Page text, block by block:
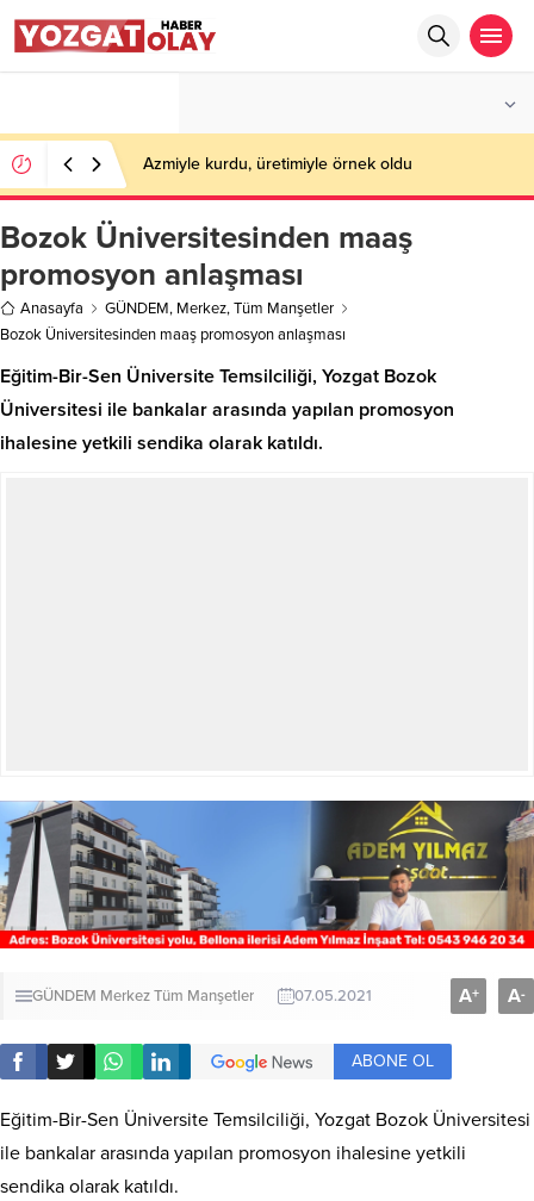
Azmiyle kurdu, üretimiyle örnek oldu
Bozok Üniversitesinden maaş
promosyon anlaşması
Anasayfa GÜNDEM, Merkez,Tüm Manşetler
Bozok Üniversitesinden maaş promosyon anlaşması
Eğitim-Bir-Sen Üniversite Temsilciliği, Yozgat Bozok
Üniversitesi ile bankalar arasında yapılan promosyon
ihalesine yetkili sendika olarak katıldı.
GÜNDEM MerkezTüm Manşetler 07.05.2021 A+ A-
ABONE OL
Eğitim-Bir-Sen Üniversite Temsilciliği, Yozgat Bozok Üniversitesi
ile bankalar arasında yapılan promosyon ihalesine yetkili
sendika olarak katıldı.